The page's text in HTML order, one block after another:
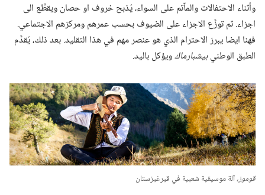
وأثناء الاحتفالات والمآ‌تم على السواء،‏ يُذبح خروف او حصان ويقطَّع الى
اجزاء.‏ ثم توزَّع الاجزاء على الضيوف بحسب عمرهم ومركزهم الاجتماعي.‏
فهنا ايضا يبرز الاحترام الذي هو عنصر مهم في هذا التقليد.‏ بعد ذلك،‏ يُقدَّم
الطبق الوطنيبيشبارماكويؤكل باليد.‏
قوموز،‏آلة موسيقية شعبية في قيرغيزستان